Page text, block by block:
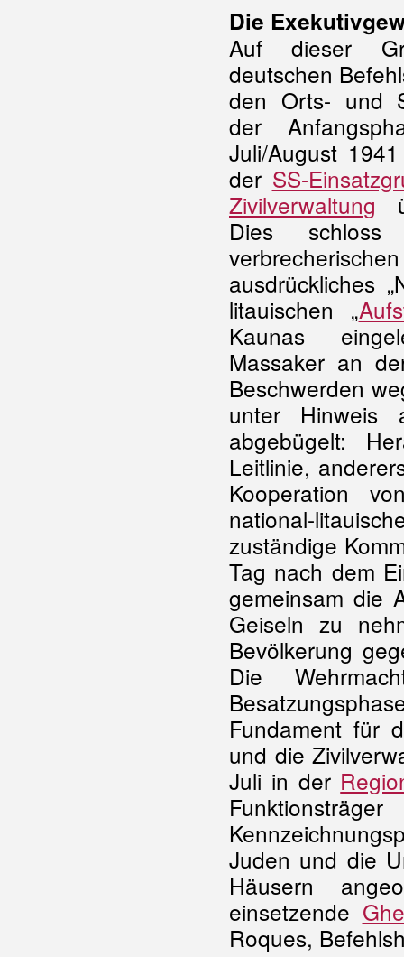
Die
Auf dieser
deutschen
den Orts- und
der
Juli/August
der SS-
Zivilverwaltung
Dies
ausdrückliches
litauischen „
Kaunas
Massaker an
Beschwerden
unter Hinweis
abgebügelt:
Leitlinie,
Kooperation
national-
zuständige
Tag nach dem
gemeinsam die
Geiseln zu
Bevölkerung
Die
Fundament für
und die
Juli in der
Juden und die
Häusern
einsetzende
Roques,